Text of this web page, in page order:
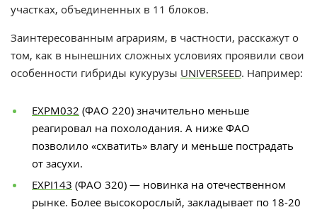
участках, объединенных в 11 блоков.
Заинтересованным аграриям, в частности, расскажут о
том, как в нынешних сложных условиях проявили свои
особенности гибриды кукурузы UNIVERSEED. Например:
ЕXPM032 (ФАО 220) значительно меньше
реагировал на похолодания. А ниже ФАО
позволило «схватить» влагу и меньше пострадать
от засухи.
EХРІ143 (ФАО 320) — новинка на отечественном
рынке. Более высокорослый, закладывает по 18-20